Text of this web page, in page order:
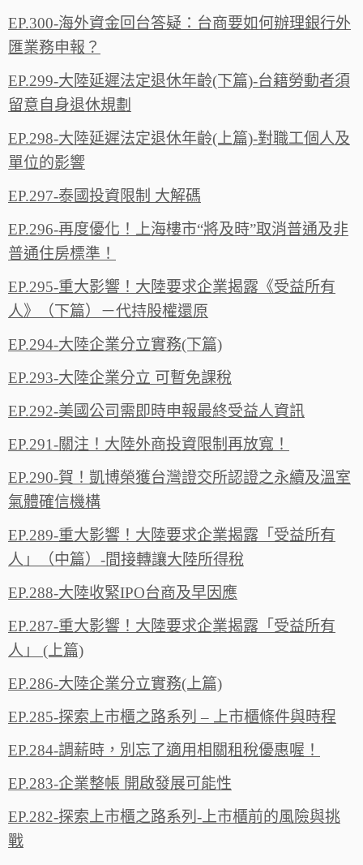
EP.300-海外資金回台答疑：台商要如何辦理銀行外
匯業務申報？
EP.299-大陸延遲法定退休年齡(下篇)-台籍勞動者須
留意自身退休規劃
EP.298-大陸延遲法定退休年齡(上篇)-對職工個人及
單位的影響
EP.297-泰國投資限制 大解碼
EP.296-再度優化！上海樓市“將及時”取消普通及非
普通住房標準！
EP.295-重大影響！大陸要求企業揭露《受益所有
人》（下篇）－代持股權還原
EP.294-大陸企業分立實務(下篇)
EP.293-大陸企業分立 可暫免課稅
EP.292-美國公司需即時申報最終受益人資訊
EP.291-關注！大陸外商投資限制再放寬！
EP.290-賀！凱博榮獲台灣證交所認證之永續及溫室
氣體確信機構
EP.289-重大影響！大陸要求企業揭露「受益所有
人」（中篇）-間接轉讓大陸所得稅
EP.288-大陸收緊IPO台商及早因應
EP.287-重大影響！大陸要求企業揭露「受益所有
人」 (上篇)
EP.286-大陸企業分立實務(上篇)
EP.285-探索上市櫃之路系列 – 上市櫃條件與時程
EP.284-調薪時，別忘了適用相關租稅優惠喔！
EP.283-企業整帳 開啟發展可能性
EP.282-探索上市櫃之路系列-上市櫃前的風險與挑
戰